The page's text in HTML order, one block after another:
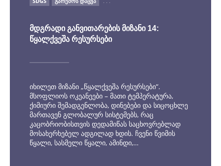
IN
მდგრადი განვითარების მიზანი 14:
წყალქვეშა რესურსები
იხილეთ მიზანი „წყალქვეშა რესურსები“.
მსოფლიოს ოკეანეები – მათი ტემპერატურა,
ქიმიური შემადგენლობა, დინებები და სიცოცხლე
მართავენ გლობალურ სისტემებს, რაც
კაცობრიობისთვის დედამიწას საცხოვრებლად
მოსახერხებელ ადგილად ხდის. ჩვენი წვიმის
წყალი, სასმელი წყალი, ამინდი,…